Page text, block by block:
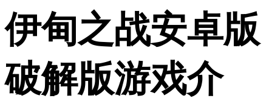
伊甸之战安卓版
破解版游戏介